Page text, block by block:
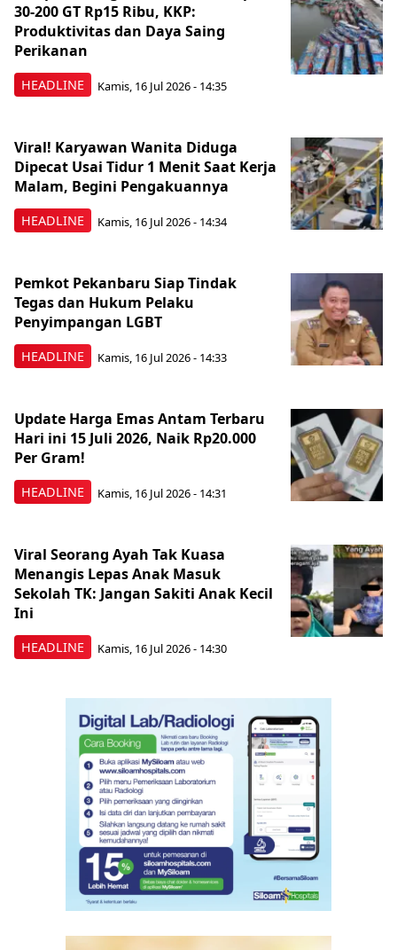
HEADLINE
30-200 GT Rp15 Ribu, KKP:
Produktivitas dan Daya Saing
Perikanan
Kamis, 16 Jul 2026 - 14:35
HEADLINE
Viral! Karyawan Wanita Diduga
Dipecat Usai Tidur 1 Menit Saat Kerja
Malam, Begini Pengakuannya
Kamis, 16 Jul 2026 - 14:34
HEADLINE
Pemkot Pekanbaru Siap Tindak
Tegas dan Hukum Pelaku
Penyimpangan LGBT
Kamis, 16 Jul 2026 - 14:33
HEADLINE
Update Harga Emas Antam Terbaru
Hari ini 15 Juli 2026, Naik Rp20.000
Per Gram!
Kamis, 16 Jul 2026 - 14:31
HEADLINE
Viral Seorang Ayah Tak Kuasa
Menangis Lepas Anak Masuk
Sekolah TK: Jangan Sakiti Anak Kecil
Ini
Kamis, 16 Jul 2026 - 14:30